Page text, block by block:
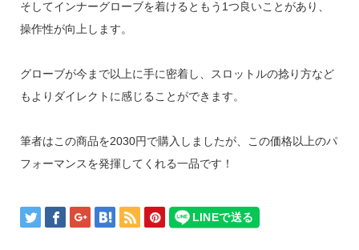
そしてインナーグローブを着けるともう1つ良いことがあり、
操作性が向上します。
グローブが今まで以上に手に密着し、スロットルの捻り方など
もよりダイレクトに感じることができます。
筆者はこの商品を2030円で購入しましたが、この価格以上のパ
フォーマンスを発揮してくれる一品です！